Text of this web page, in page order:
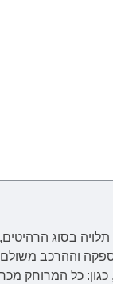
בסוג
וההרכב משולם